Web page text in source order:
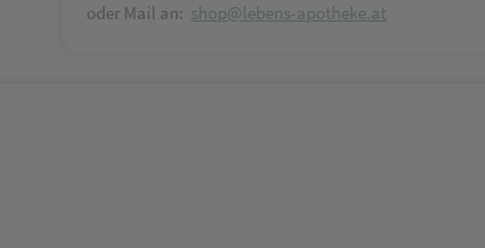
oder Mail an: shop@lebens-apotheke.at